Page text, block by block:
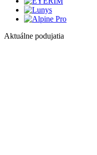
Aktuálne podujatia